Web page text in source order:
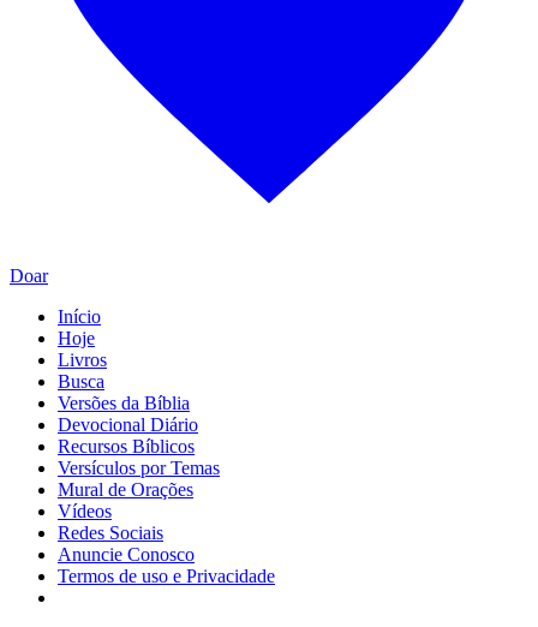
Doar
Início
Hoje
Livros
Busca
Versões da Bíblia
Devocional Diário
Recursos Bíblicos
Versículos por Temas
Mural de Orações
Vídeos
Redes Sociais
Anuncie Conosco
Termos de uso e Privacidade